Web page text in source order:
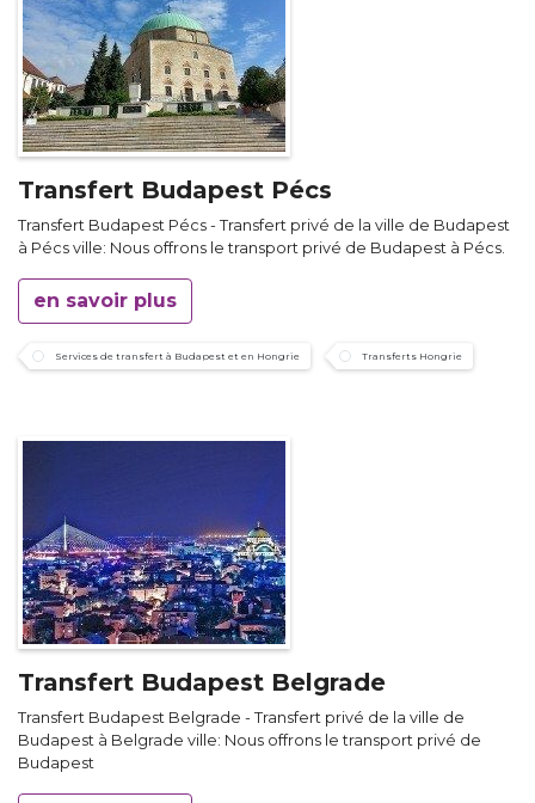
Transfert Budapest Pécs
Transfert Budapest Pécs - Transfert privé de la ville de Budapest
à Pécs ville: Nous offrons le transport privé de Budapest à Pécs.
en savoir plus
Services de transfert à Budapest et en Hongrie Transferts Hongrie
Transfert Budapest Belgrade
Transfert Budapest Belgrade - Transfert privé de la ville de
Budapest à Belgrade ville: Nous offrons le transport privé de
Budapest